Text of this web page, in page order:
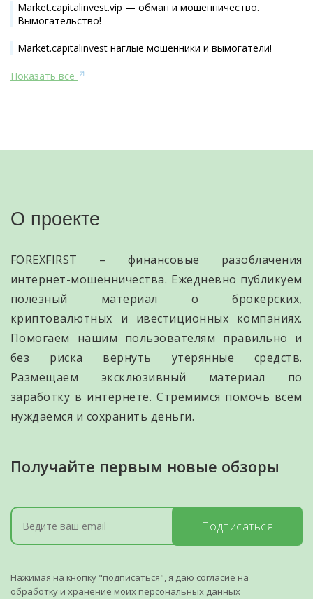
Market.capitalinvest.vip — обман и мошенничество.
Вымогательство!
Market.capitalinvest наглые мошенники и вымогатели!
Показать все
О проекте
FOREXFIRST – финансовые разоблачения
интернет-мошенничества. Ежедневно публикуем
полезный материал о брокерских,
криптовалютных и ивестиционных компаниях.
Помогаем нашим пользователям правильно и
без риска вернуть утерянные средств.
Размещаем эксклюзивный материал по
заработку в интернете. Стремимся помочь всем
нуждаемся и сохранить деньги.
Получайте первым новые обзоры
Подписаться
Нажимая на кнопку "подписаться", я даю согласие на
обработку и хранение моих персональных данных